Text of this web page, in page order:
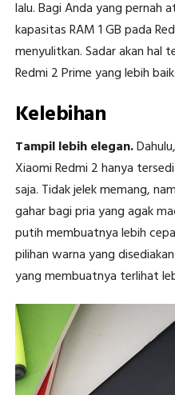
lalu. Bagi Anda yang pernah
kapasitas RAM 1 GB pada
menyulitkan. Sadar akan hal
Redmi 2 Prime yang lebih baik.
Kelebihan
Tampil lebih elegan.
Xiaomi Redmi 2 hanya
saja. Tidak jelek memang,
gahar bagi pria yang agak
putih membuatnya lebih
pilihan warna yang
yang membuatnya terlihat